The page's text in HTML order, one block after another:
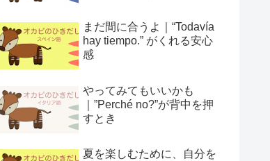
まだ間に合うよ｜“Todavía
hay tiempo.” がくれる安心
感
やってみてもいいかも
｜”Perché no?”が背中を押
すとき
夏を楽しむために、自分を